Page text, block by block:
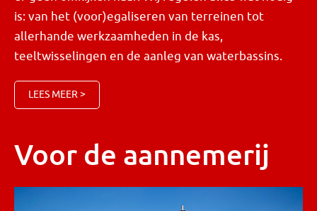
is: van het (voor)egaliseren van terreinen tot
allerhande werkzaamheden in de kas,
teeltwisselingen en de aanleg van waterbassins.
LEES MEER >
Voor de aannemerij